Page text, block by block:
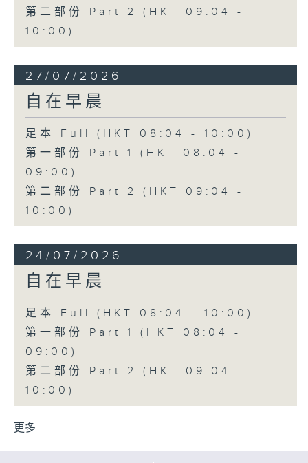
第二部份 Part 2 (HKT 09:04 -
10:00)
27/07/2026
自在早晨
足本 Full (HKT 08:04 - 10:00)
第一部份 Part 1 (HKT 08:04 -
09:00)
第二部份 Part 2 (HKT 09:04 -
10:00)
24/07/2026
自在早晨
足本 Full (HKT 08:04 - 10:00)
第一部份 Part 1 (HKT 08:04 -
09:00)
第二部份 Part 2 (HKT 09:04 -
10:00)
更多 ...